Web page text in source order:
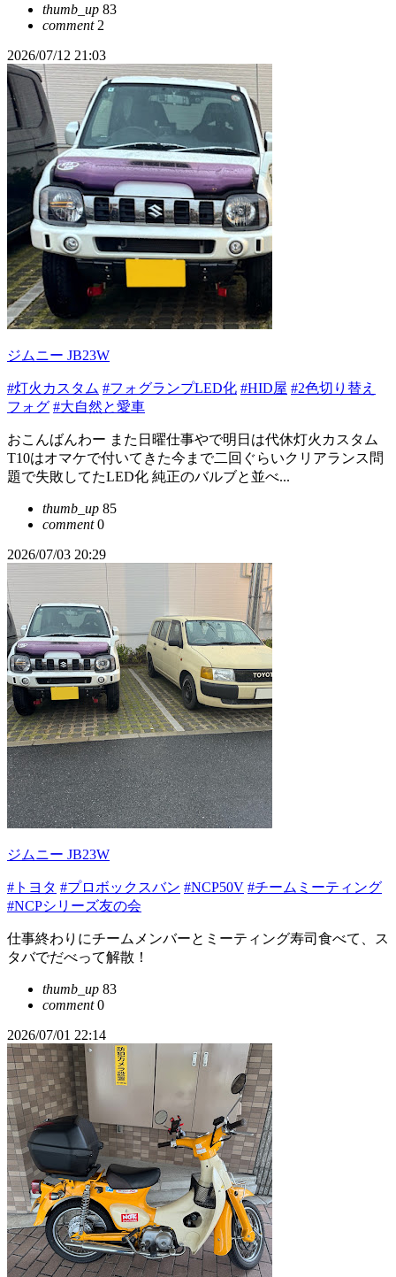
thumb_up 83
comment2
2026/07/12 21:03
ジムニー JB23W
#灯火カスタム #フォグランプLED化 #HID屋 #2色切り替え
フォグ #大自然と愛車
おこんばんわー また日曜仕事やで明日は代休灯火カスタム
T10はオマケで付いてきた今まで二回ぐらいクリアランス問
題で失敗してたLED化 純正のバルブと並べ...
thumb_up 85
comment0
2026/07/03 20:29
ジムニー JB23W
#トヨタ #プロボックスバン #NCP50V #チームミーティング
#NCPシリーズ友の会
仕事終わりにチームメンバーとミーティング寿司食べて、ス
タバでだべって解散！
thumb_up 83
comment0
2026/07/01 22:14